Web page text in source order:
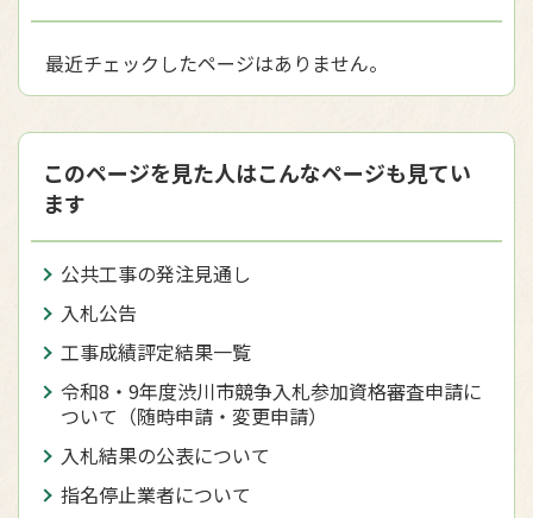
最近チェックしたページはありません。
このページを見た人はこんなページも見てい
ます
公共工事の発注見通し
入札公告
工事成績評定結果一覧
令和8・9年度渋川市競争入札参加資格審査申請に
ついて（随時申請・変更申請）
入札結果の公表について
指名停止業者について